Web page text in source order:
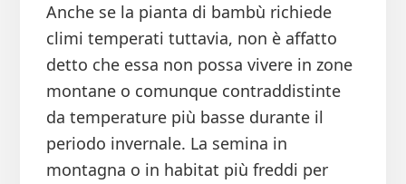
Anche se la pianta di bambù richiede
climi temperati tuttavia, non è affatto
detto che essa non possa vivere in zone
montane o comunque contraddistinte
da temperature più basse durante il
periodo invernale. La semina in
montagna o in habitat più freddi per